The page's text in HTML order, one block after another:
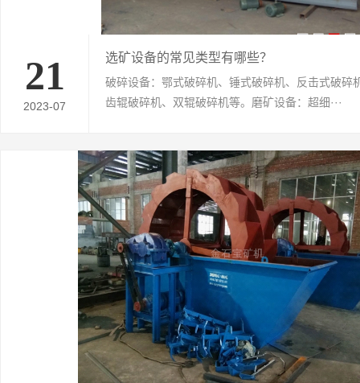
21
2023-07
选矿设备的常见类型有哪些？
破碎设备：鄂式破碎机、锤式破碎机、反击式破碎
齿辊破碎机、双辊破碎机等。磨矿设备：超细···